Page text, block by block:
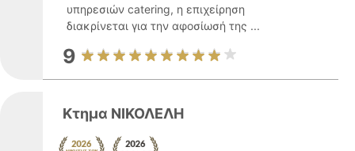
υπηρεσιών catering, η επιχείρηση
διακρίνεται για την αφοσίωσή της ...
9
Κτημα ΝΙΚΟΛΕΛΗ